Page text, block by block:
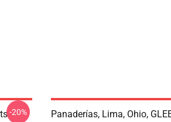
-20%
Panaderías, Lima, Ohio,